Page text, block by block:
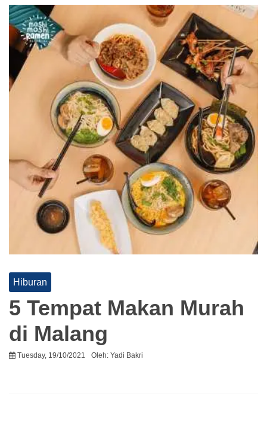
Hiburan
5 Tempat Makan Murah
di Malang
Tuesday, 19/10/2021 Oleh: Yadi Bakri